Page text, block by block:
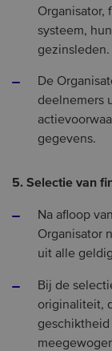
Organisator,
systeem,
gezinsleden.
De
deelnemers
gegevens.
5. Selectie van
Na afloop
Organisator
uit alle
Bij de
originaliteit,